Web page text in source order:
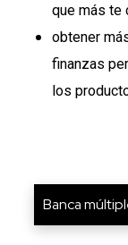
que más te
obtener
finanzas
los
Banca